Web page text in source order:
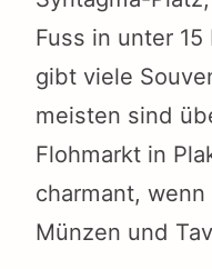
Fuss in unter
gibt viele
meisten sind
Flohmarkt in
charmant,
Münzen und